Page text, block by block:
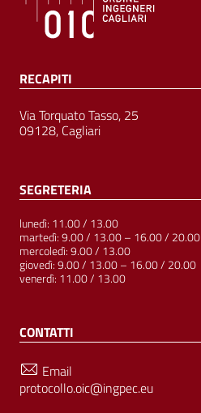
RECAPITI
Via Torquato Tasso, 25
09128, Cagliari
SEGRETERIA
lunedì: 11.00 / 13.00
martedì: 9.00 / 13.00 – 16.00 / 20.00
mercoledì: 9.00 / 13.00
giovedì: 9.00 / 13.00 – 16.00 / 20.00
venerdì: 11.00 / 13.00
CONTATTI
Email
protocollo.oic@ingpec.eu